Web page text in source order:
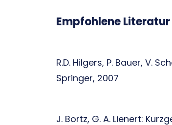
Empfohlene Literatur
R.D. Hilgers, P. Bauer, V.
Springer, 2007
J. Bortz, G. A. Lienert: